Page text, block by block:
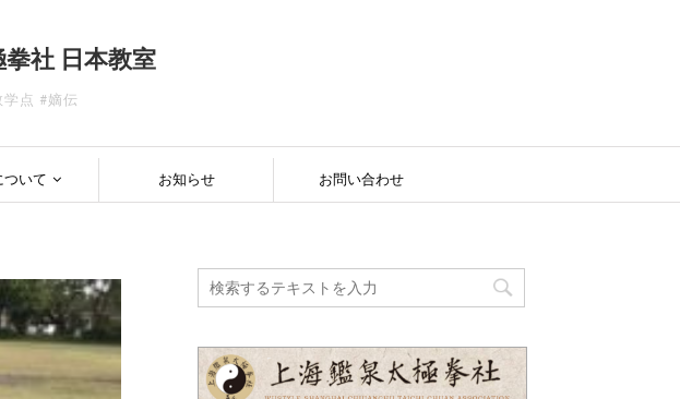
社 日本教室
点 #嫡伝
ついて お知らせ お問い合わせ